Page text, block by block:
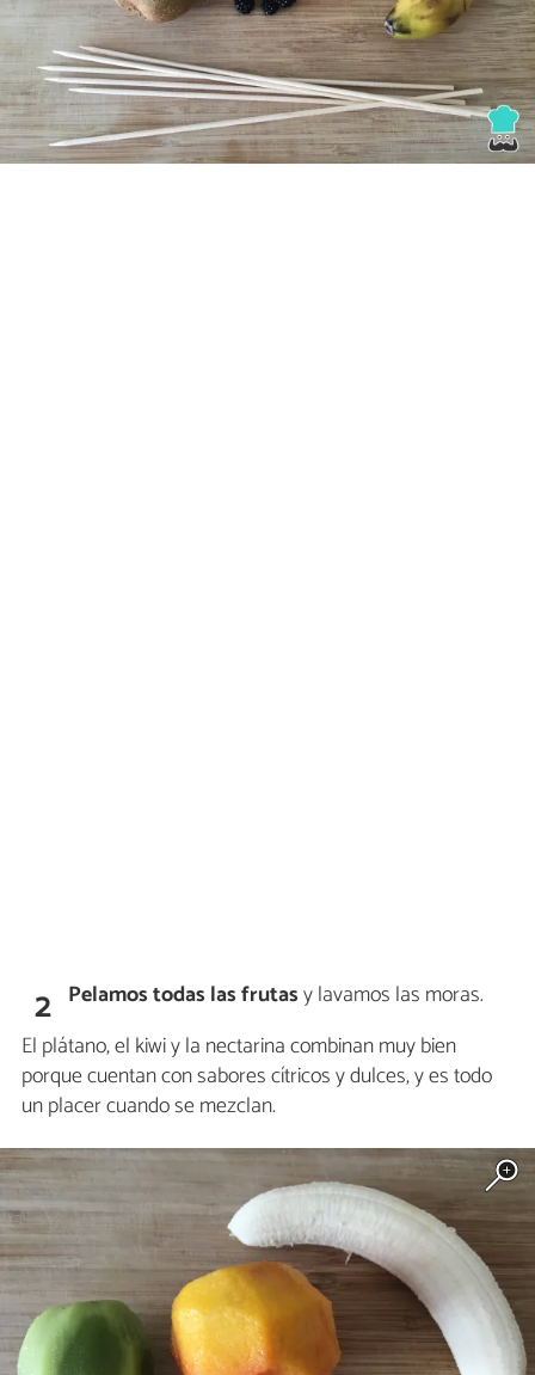
2 Pelamos todas las frutasy lavamos las moras.
El plátano, el kiwi y la nectarina combinan muy bien
porque cuentan con sabores cítricos y dulces, y es todo
un placer cuando se mezclan.